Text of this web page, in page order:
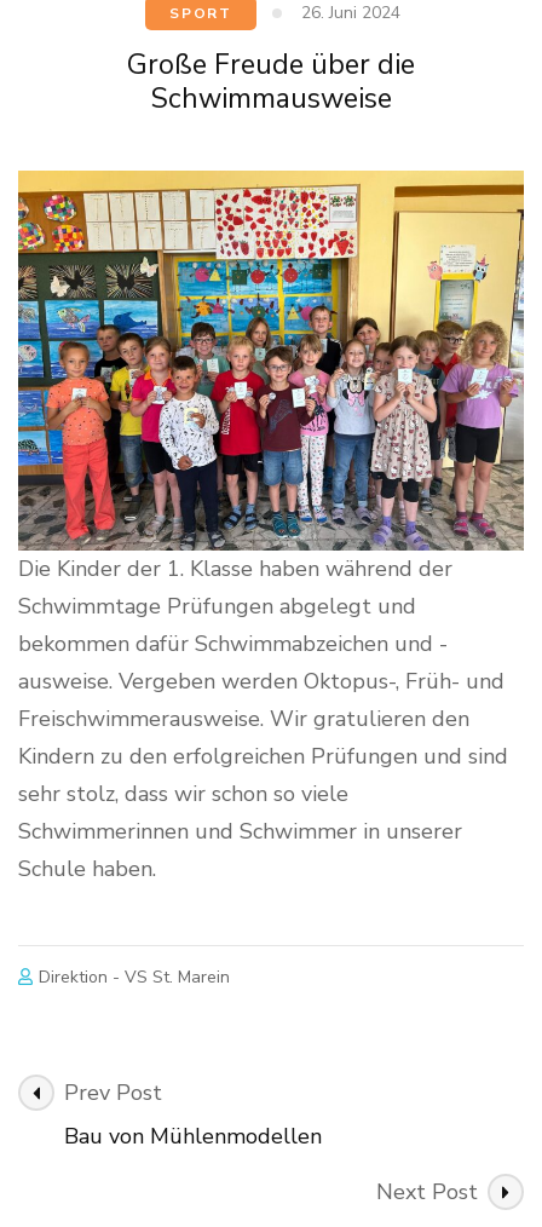
SPORT 26. Juni 2024
Große Freude über die
Schwimmausweise
Die Kinder der 1. Klasse haben während der
Schwimmtage Prüfungen abgelegt und
bekommen dafür Schwimmabzeichen und -
ausweise. Vergeben werden Oktopus-, Früh- und
Freischwimmerausweise. Wir gratulieren den
Kindern zu den erfolgreichen Prüfungen und sind
sehr stolz, dass wir schon so viele
Schwimmerinnen und Schwimmer in unserer
Schule haben.
Direktion - VS St. Marein
Post
Navigation
Prev Post
Bau von Mühlenmodellen
Next Post